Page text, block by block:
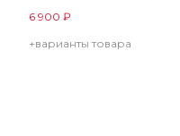
6 900 ₽
+варианты товара